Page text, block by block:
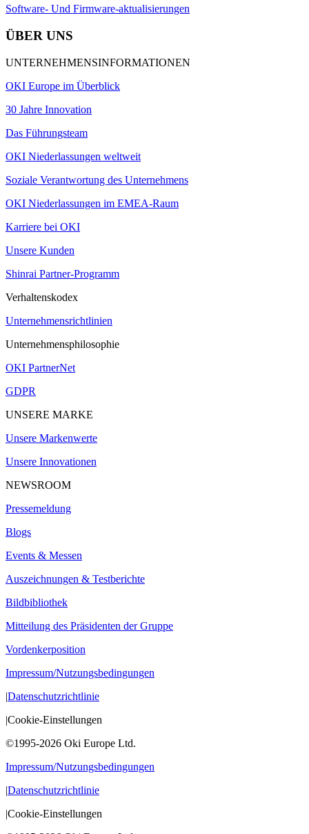
Software- Und Firmware-aktualisierungen
ÜBER UNS
UNTERNEHMENSINFORMATIONEN
OKI Europe im Überblick
30 Jahre Innovation
Das Führungsteam
OKI Niederlassungen weltweit
Soziale Verantwortung des Unternehmens
OKI Niederlassungen im EMEA-Raum
Karriere bei OKI
Unsere Kunden
Shinrai Partner-Programm
Verhaltenskodex
Unternehmensrichtlinien
Unternehmensphilosophie
OKI PartnerNet
GDPR
UNSERE MARKE
Unsere Markenwerte
Unsere Innovationen
NEWSROOM
Pressemeldung
Blogs
Events & Messen
Auszeichnungen & Testberichte
Bildbibliothek
Mitteilung des Präsidenten der Gruppe
Vordenkerposition
Impressum/Nutzungsbedingungen
|Datenschutzrichtlinie
|Cookie-Einstellungen
©1995-2026 Oki Europe Ltd.
Impressum/Nutzungsbedingungen
|Datenschutzrichtlinie
|Cookie-Einstellungen